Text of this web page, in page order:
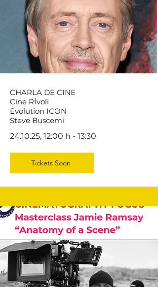
CHARLA DE CINE
Cine RÍvoli
Evolution ICON
Steve Buscemi
24.10.25, 12:00 h - 13:30
Tickets Soon